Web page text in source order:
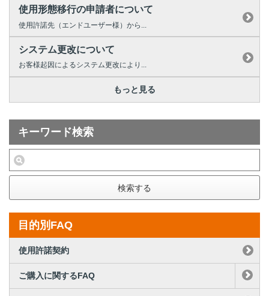
使用形態移行の申請者について
使用許諾先（エンドユーザー様）から...
システム更改について
お客様起因によるシステム更改により...
もっと見る
キーワード検索
検索する
目的別FAQ
使用許諾契約
ご購入に関するFAQ